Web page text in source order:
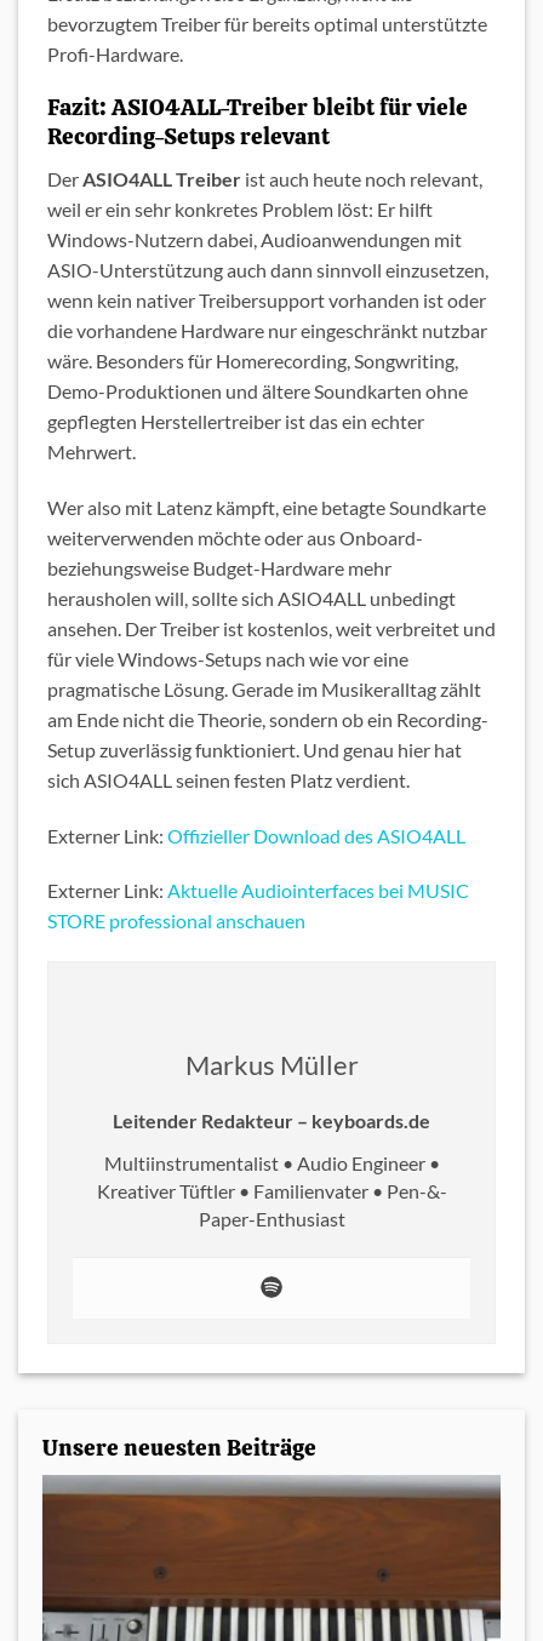
NEWSLETTERoder unserenWHATS-
Damit bleibst du jederzeit Up to Date!
bevorzugtem Treiber für bereits optimal unterstützte
Profi-Hardware.
Fazit: ASIO4ALL-Treiber bleibt für viele
Recording-Setups relevant
DerASIO4ALL Treiber ist auch heute noch relevant,
weil er ein sehr konkretes Problem löst: Er hilft
Windows-Nutzern dabei, Audioanwendungen mit
ASIO-Unterstützung auch dann sinnvoll einzusetzen,
wenn kein nativer Treibersupport vorhanden ist oder
die vorhandene Hardware nur eingeschränkt nutzbar
wäre. Besonders für Homerecording, Songwriting,
Demo-Produktionen und ältere Soundkarten ohne
gepflegten Herstellertreiber ist das ein echter
Mehrwert.
Wer also mit Latenz kämpft, eine betagte Soundkarte
weiterverwenden möchte oder aus Onboard-
beziehungsweise Budget-Hardware mehr
herausholen will, sollte sich ASIO4ALL unbedingt
ansehen. Der Treiber ist kostenlos, weit verbreitet und
für viele Windows-Setups nach wie vor eine
pragmatische Lösung. Gerade im Musikeralltag zählt
am Ende nicht die Theorie, sondern ob ein Recording-
Setup zuverlässig funktioniert. Und genau hier hat
sich ASIO4ALL seinen festen Platz verdient.
Externer Link: Offizieller Download des ASIO4ALL
Externer Link: Aktuelle Audiointerfaces bei MUSIC
STORE professional anschauen
Markus Müller
Leitender Redakteur – keyboards.de
Multiinstrumentalist • Audio Engineer •
Kreativer Tüftler • Familienvater • Pen-&-
Paper-Enthusiast
Unsere neuesten Beiträge